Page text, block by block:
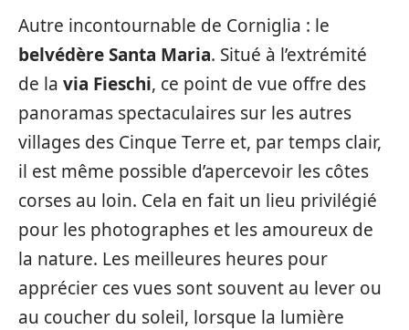
Autre incontournable de Corniglia : le
belvédère Santa Maria. Situé à l’extrémité
de la via Fieschi, ce point de vue offre des
panoramas spectaculaires sur les autres
villages des Cinque Terre et, par temps clair,
il est même possible d’apercevoir les côtes
corses au loin. Cela en fait un lieu privilégié
pour les photographes et les amoureux de
la nature. Les meilleures heures pour
apprécier ces vues sont souvent au lever ou
au coucher du soleil, lorsque la lumière